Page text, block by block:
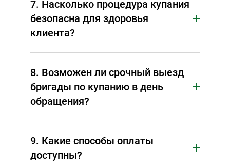
7. Насколько процедура купания
безопасна для здоровья
клиента?
8. Возможен ли срочный выезд
бригады по купанию в день
обращения?
9. Какие способы оплаты
доступны?